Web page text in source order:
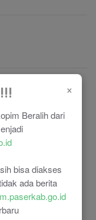
×
Beralih dari
bisa diakses
ada berita